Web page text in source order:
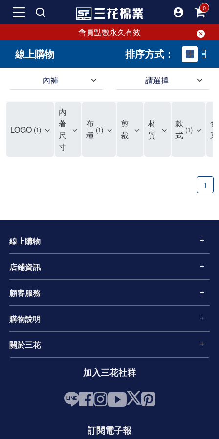
會員點數永久有效
線上購物 排序方式：
內褲 請選擇
LOGO 1
內
著
尺
寸
布
種 1
剪
裁
材
質
款
式 1
色
系
1
線上購物
店鋪資訊
顧客服務
購物說明
關於三花
加入三花社群
訂閱電子報